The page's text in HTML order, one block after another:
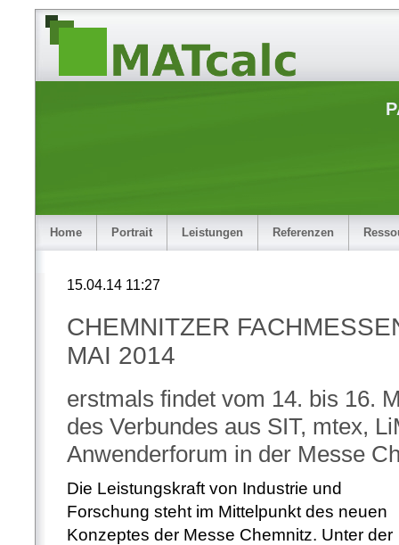
Home Portrait Leistungen Referenzen
15.04.14 11:27
CHEMNITZER
MAI 2014
erstmals findet vom 14. bis 16.
des Verbundes aus SIT, mtex,
Anwenderforum in der Messe
Die Leistungskraft von Industrie und
Forschung steht im Mittelpunkt des neuen
Konzeptes der Messe Chemnitz. Unter der